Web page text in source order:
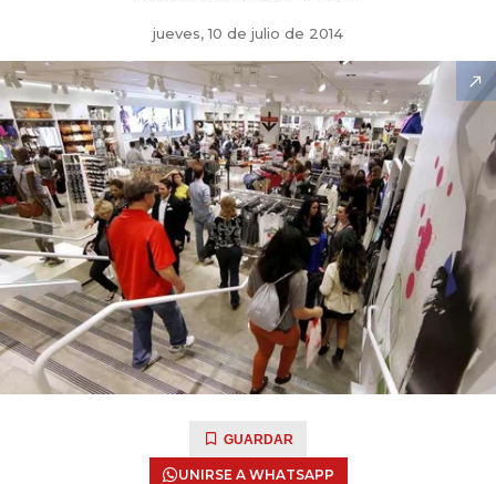
jueves, 10 de julio de 2014
GUARDAR
UNIRSE A WHATSAPP